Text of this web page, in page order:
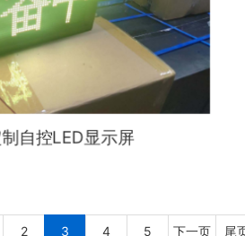
自控LED显示屏
2 3 4 5 下一页 尾